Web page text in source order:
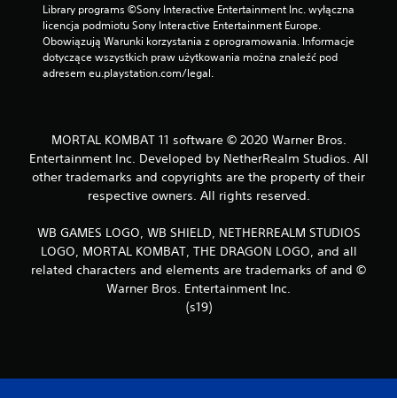
Library programs ©Sony Interactive Entertainment Inc. wyłączna
licencja podmiotu Sony Interactive Entertainment Europe.
Obowiązują Warunki korzystania z oprogramowania. Informacje
dotyczące wszystkich praw użytkowania można znaleźć pod
adresem eu.playstation.com/legal.
MORTAL KOMBAT 11 software © 2020 Warner Bros.
Entertainment Inc. Developed by NetherRealm Studios. All
other trademarks and copyrights are the property of their
respective owners. All rights reserved.
WB GAMES LOGO, WB SHIELD, NETHERREALM STUDIOS
LOGO, MORTAL KOMBAT, THE DRAGON LOGO, and all
related characters and elements are trademarks of and ©
Warner Bros. Entertainment Inc.
(s19)